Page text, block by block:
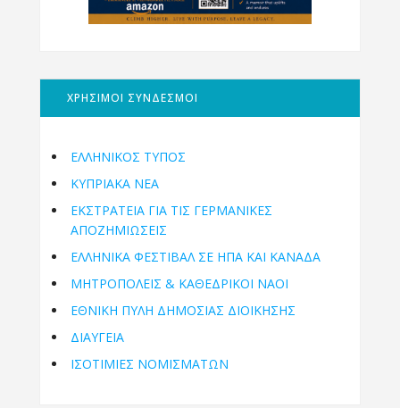
ΧΡΗΣΙΜΟΙ ΣΥΝΔΕΣΜΟΙ
ΕΛΛΗΝΙΚΟΣ ΤΥΠΟΣ
ΚΥΠΡΙΑΚΑ ΝΕΑ
ΕΚΣΤΡΑΤΕΙΑ ΓΙΑ ΤΙΣ ΓΕΡΜΑΝΙΚΕΣ
ΑΠΟΖΗΜΙΩΣΕΙΣ
ΕΛΛΗΝΙΚΆ ΦΕΣΤΙΒΆΛ ΣΕ ΗΠΑ ΚΑΙ ΚΑΝΑΔΑ
ΜΗΤΡΟΠΌΛΕΙΣ & ΚΑΘΕΔΡΙΚΟΊ ΝΑΟΊ
ΕΘΝΙΚΉ ΠΎΛΗ ΔΗΜΌΣΙΑΣ ΔΙΟΊΚΗΣΗΣ
ΔΙΑΥΓΕΙΑ
ΙΣΟΤΙΜΙΕΣ ΝΟΜΙΣΜΑΤΩΝ